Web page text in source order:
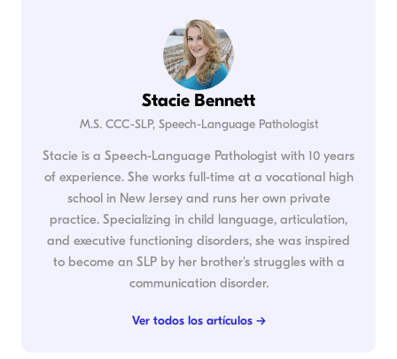
Stacie Bennett
M.S. CCC-SLP, Speech-Language Pathologist
Stacie is a Speech-Language Pathologist with 10 years
of experience. She works full-time at a vocational high
school in New Jersey and runs her own private
practice. Specializing in child language, articulation,
and executive functioning disorders, she was inspired
to become an SLP by her brother's struggles with a
communication disorder.
Ver todos los artículos →